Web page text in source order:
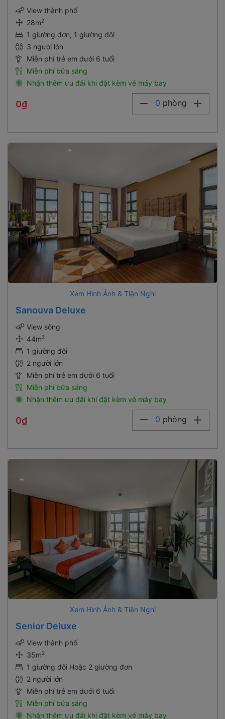
28m2
1 giường đơn, 1 giường đôi
3 người lớn
Miễn phí trẻ em dưới 6 tuổi
Miễn phí bữa sáng
Nhận thêm ưu đãi khi đặt kèm vé máy bay
0 phòng
Xem Hình Ảnh & Tiện Nghi
44m
1 giường đôi
2 người lớn
Miễn phí trẻ em dưới 6 tuổi
Miễn phí bữa sáng
Nhận thêm ưu đãi khi đặt kèm vé máy bay
0 phòng
Xem Hình Ảnh & Tiện Nghi
35m
1 giường đôi Hoặc 2 giường đơn
2 người lớn
Miễn phí trẻ em dưới 6 tuổi
Miễn phí bữa sáng
Nhận thêm ưu đãi khi đặt kèm vé máy bay